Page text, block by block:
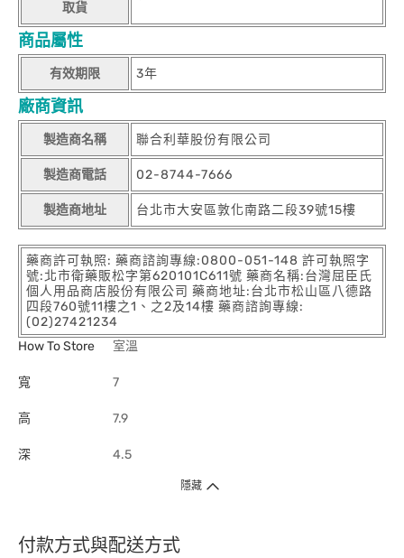
取貨
商品屬性
有效期限 3年
廠商資訊
製造商名稱 聯合利華股份有限公司
製造商電話 02-8744-7666
製造商地址 台北市大安區敦化南路二段39號15樓
藥商許可執照: 藥商諮詢專線:0800-051-148 許可執照字
號:北市衛藥販松字第620101C611號 藥商名稱:台灣屈臣氏
個人用品商店股份有限公司 藥商地址:台北市松山區八德路
四段760號11樓之1、之2及14樓 藥商諮詢專線:
(02)27421234
How To Store
室溫
寬 7
高 7.9
深 4.5
隱藏
付款方式與配送方式